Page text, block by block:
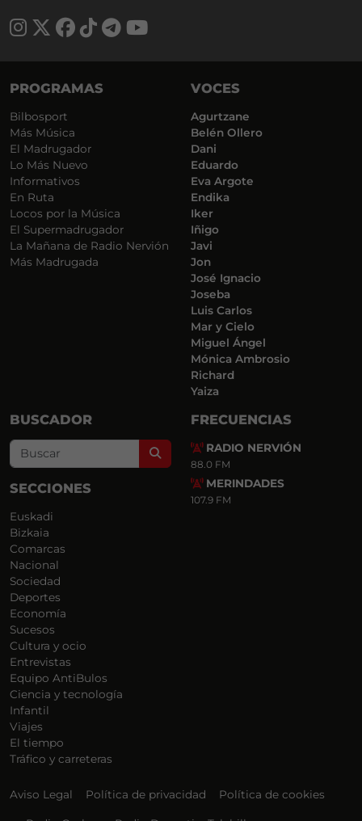
PROGRAMAS
Bilbosport
Más Música
El Madrugador
Lo Más Nuevo
Informativos
En Ruta
Locos por la Música
El Supermadrugador
La Mañana de Radio Nervión
Más Madrugada
VOCES
Agurtzane
Belén Ollero
Dani
Eduardo
Eva Argote
Endika
Iker
Iñigo
Javi
Jon
José Ignacio
Joseba
Luis Carlos
Mar y Cielo
Miguel Ángel
Mónica Ambrosio
Richard
Yaiza
BUSCADOR
Search
SECCIONES
Euskadi
Bizkaia
Comarcas
Nacional
Sociedad
Deportes
Economía
Sucesos
Cultura y ocio
Entrevistas
Equipo AntiBulos
Ciencia y tecnología
Infantil
Viajes
El tiempo
Tráfico y carreteras
FRECUENCIAS
RADIO NERVIÓN
88.0 FM
MERINDADES
107.9 FM
Aviso Legal Política de privacidad Política de cookies